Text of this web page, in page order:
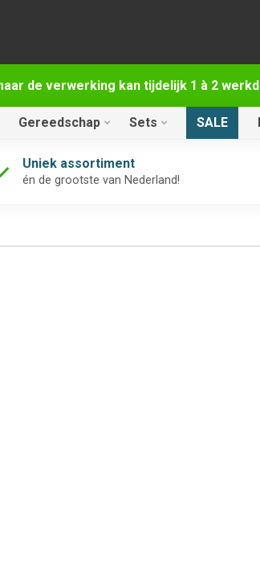
de verwerking kan tijdelijk 1 à 2
Gereedschap Sets SALE
Uniek assortiment
én de grootste van Nederland!